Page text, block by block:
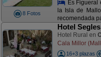
8 Fotos
Es Figueral
la Isla de
recomendada
Hotel Segles
Hotel Rural en
Cala Millor
16+3 plazas